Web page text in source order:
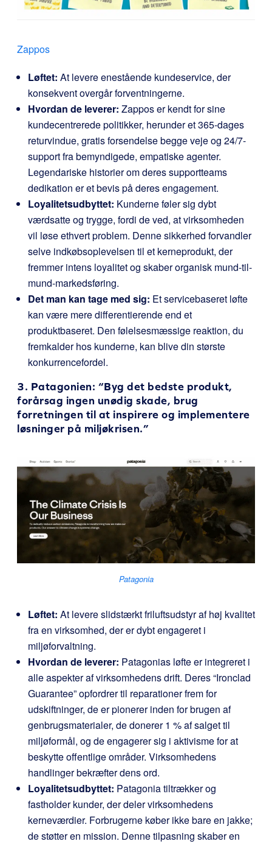
Zappos
Løftet: At levere enestående kundeservice, der
konsekvent overgår forventningerne.
Hvordan de leverer: Zappos er kendt for sine
kundecentrerede politikker, herunder et 365-dages
returvindue, gratis forsendelse begge veje og 24/7-
support fra bemyndigede, empatiske agenter.
Legendariske historier om deres supportteams
dedikation er et bevis på deres engagement.
Loyalitetsudbyttet: Kunderne føler sig dybt
værdsatte og trygge, fordi de ved, at virksomheden
vil løse ethvert problem. Denne sikkerhed forvandler
selve indkøbsoplevelsen til et kerneprodukt, der
fremmer intens loyalitet og skaber organisk mund-til-
mund-markedsføring.
Det man kan tage med sig: Et servicebaseret løfte
kan være mere differentierende end et
produktbaseret. Den følelsesmæssige reaktion, du
fremkalder hos kunderne, kan blive din største
konkurrencefordel.
3. Patagonien: “Byg det bedste produkt,
forårsag ingen unødig skade, brug
forretningen til at inspirere og implementere
løsninger på miljøkrisen.”
Patagonia
Løftet: At levere slidstærkt friluftsudstyr af høj kvalitet
fra en virksomhed, der er dybt engageret i
miljøforvaltning.
Hvordan de leverer: Patagonias løfte er integreret i
alle aspekter af virksomhedens drift. Deres “Ironclad
Guarantee” opfordrer til reparationer frem for
udskiftninger, de er pionerer inden for brugen af
genbrugsmaterialer, de donerer 1 % af salget til
miljøformål, og de engagerer sig i aktivisme for at
beskytte offentlige områder. Virksomhedens
handlinger bekræfter dens ord.
Loyalitetsudbyttet: Patagonia tiltrækker og
fastholder kunder, der deler virksomhedens
kerneværdier. Forbrugerne køber ikke bare en jakke;
de støtter en mission. Denne tilpasning skaber en